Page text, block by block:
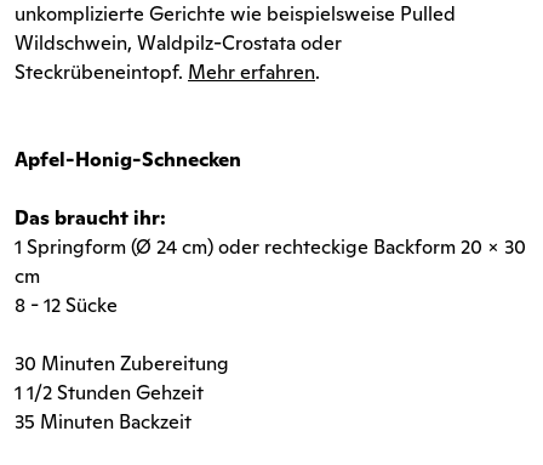
unkomplizierte Gerichte wie beispielsweise Pulled
Wildschwein, Waldpilz-Crostata oder
Steckrübeneintopf. Mehr erfahren.
Apfel-Honig-Schnecken
Das braucht ihr:
1 Springform (Ø 24 cm) oder rechteckige Backform 20 x 30
cm
8 - 12 Sücke
30 Minuten Zubereitung
1 1/2 Stunden Gehzeit
35 Minuten Backzeit